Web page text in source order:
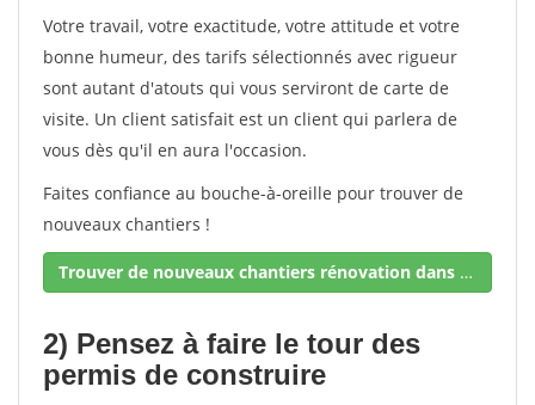
Votre travail, votre exactitude, votre attitude et votre
bonne humeur, des tarifs sélectionnés avec rigueur
sont autant d'atouts qui vous serviront de carte de
visite. Un client satisfait est un client qui parlera de
vous dès qu'il en aura l'occasion.
Faites confiance au bouche-à-oreille pour trouver de
nouveaux chantiers !
Trouver de nouveaux chantiers rénovation dans votre secteur !
2) Pensez à faire le tour des
permis de construire